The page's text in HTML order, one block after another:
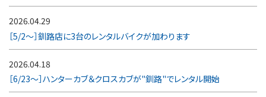
2026.04.29
［5/2～］釧路店に3台のレンタルバイクが加わります
2026.04.18
［6/23～］ハンターカブ＆クロスカブが"釧路"でレンタル開始